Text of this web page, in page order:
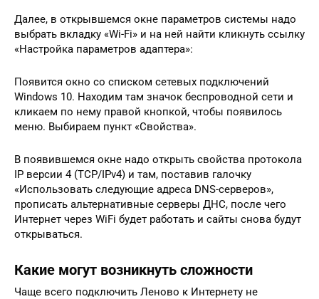
Далее, в открывшемся окне параметров системы надо
выбрать вкладку «Wi-Fi» и на ней найти кликнуть ссылку
«Настройка параметров адаптера»:
Появится окно со списком сетевых подключений
Windows 10. Находим там значок беспроводной сети и
кликаем по нему правой кнопкой, чтобы появилось
меню. Выбираем пункт «Свойства».
В появившемся окне надо открыть свойства протокола
IP версии 4 (TCP/IPv4) и там, поставив галочку
«Использовать следующие адреса DNS-серверов»,
прописать альтернативные серверы ДНС, после чего
Интернет через WiFi будет работать и сайты снова будут
открываться.
Какие могут возникнуть сложности
Чаще всего подключить Леново к Интернету не